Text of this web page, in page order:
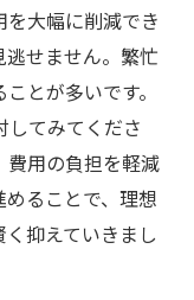
大幅に削減でき
せません。繁忙
とが多いです。
てみてくださ
費用の負担を軽減
ることで、理想
抑えていきまし